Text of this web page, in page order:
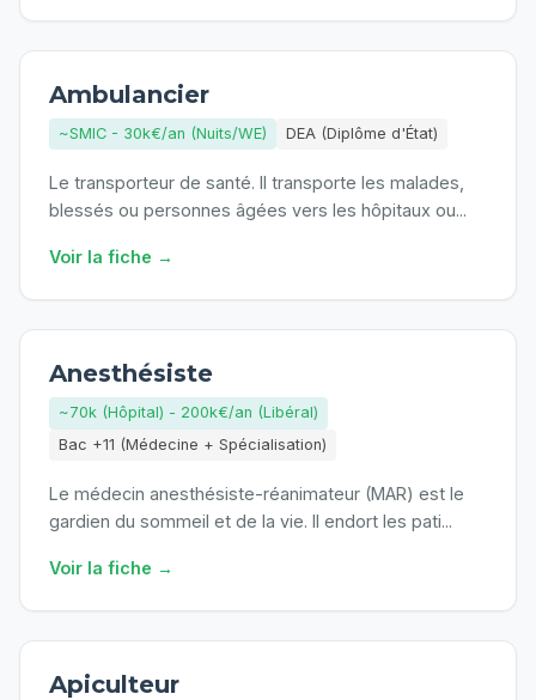
Ambulancier
~SMIC - 30k€/an (Nuits/WE) DEA (Diplôme d'État)
Le transporteur de santé. Il transporte les malades,
blessés ou personnes âgées vers les hôpitaux ou...
Voir la fiche →
Anesthésiste
~70k (Hôpital) - 200k€/an (Libéral)
Bac +11 (Médecine + Spécialisation)
Le médecin anesthésiste-réanimateur (MAR) est le
gardien du sommeil et de la vie. Il endort les pati...
Voir la fiche →
Apiculteur